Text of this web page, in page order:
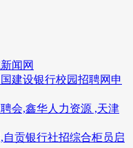
闻网
建设银行校园招聘网申
会,鑫华人力资源 ,天津
贡银行社招综合柜员启